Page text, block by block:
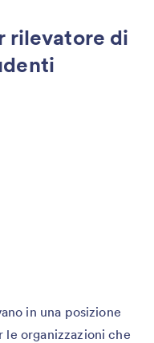
rilevatore di
in una posizione
le organizzazioni che